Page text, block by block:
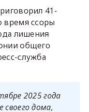
41-
время ссоры
лишения
общего
служба
2025 года
своего дома,